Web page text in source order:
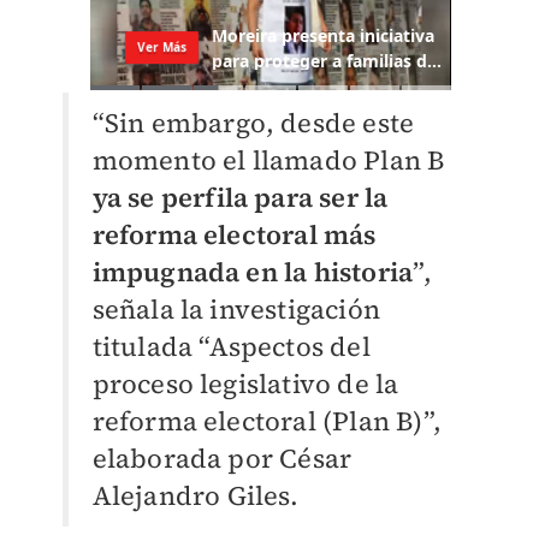
“Sin embargo, desde este
momento el llamado Plan B
ya se perfila para ser la
reforma electoral más
impugnada en la historia”,
señala la investigación
titulada “Aspectos del
proceso legislativo de la
reforma electoral (Plan B)”,
elaborada por César
Alejandro Giles.